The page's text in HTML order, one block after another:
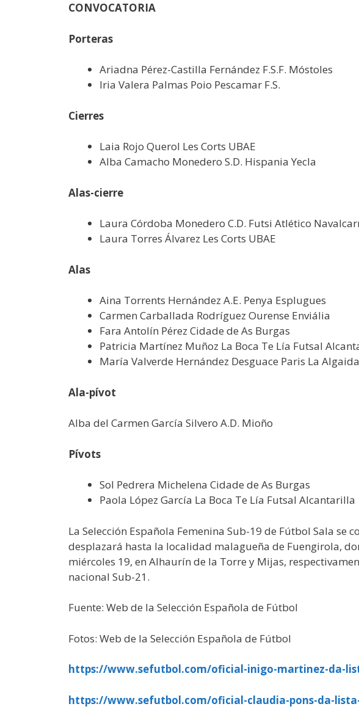
CONVOCATORIA
Porteras
Ariadna Pérez-Castilla Fernández F.S.F. Móstoles
Iria Valera Palmas Poio Pescamar F.S.
Cierres
Laia Rojo Querol Les Corts UBAE
Alba Camacho Monedero S.D. Hispania Yecla
Alas-cierre
Laura Córdoba Monedero C.D. Futsi Atlético
Laura Torres Álvarez Les Corts UBAE
Alas
Aina Torrents Hernández A.E. Penya Esplugues
Carmen Carballada Rodríguez Ourense Enviália
Fara Antolín Pérez Cidade de As Burgas
Patricia Martínez Muñoz La Boca Te Lía Futsal
María Valverde Hernández Desguace Paris La Algaida
Ala-pívot
Alba del Carmen García Silvero A.D. Mioño
Pívots
Sol Pedrera Michelena Cidade de As Burgas
Paola López García La Boca Te Lía Futsal Alcantarilla
La Selección Española Femenina Sub-19 de Fútbol Sala
desplazará hasta la localidad malagueña de Fuengirola,
miércoles 19, en Alhaurín de la Torre y Mijas,
nacional Sub-21.
Fuente: Web de la Selección Española de Fútbol
Fotos: Web de la Selección Española de Fútbol
https://www.sefutbol.com/oficial-inigo-martinez-da-
https://www.sefutbol.com/oficial-claudia-pons-da-